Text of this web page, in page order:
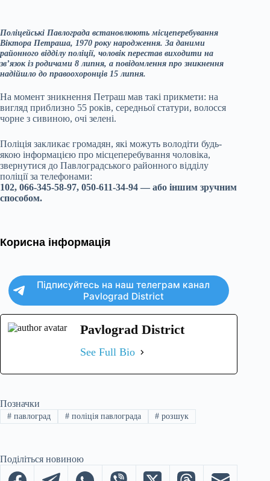
Поліцейські Павлограда встановлюють місцеперебування
Віктора Петраша, 1970 року народження. За даними
районного відділу поліції, чоловік перестав виходити на
зв’язок із родичами 8 липня, а повідомлення про зникнення
надійшло до правоохоронців 15 липня.
На момент зникнення Петраш мав такі прикмети: на
вигляд приблизно 55 років, середньої статури, волосся
чорне з сивиною, очі зелені.
Поліція закликає громадян, які можуть володіти будь-
якою інформацією про місцеперебування чоловіка,
звернутися до Павлоградського районного відділу
поліції за телефонами:
102, 066-345-58-97, 050-611-34-94 — або іншим зручним
способом.
Корисна інформація
Підписуйтесь на наш телеграм канал
Pavlograd District
Pavlograd District
See Full Bio
Позначки
#павлоград #поліція павлограда # розшук
Поділіться новиною